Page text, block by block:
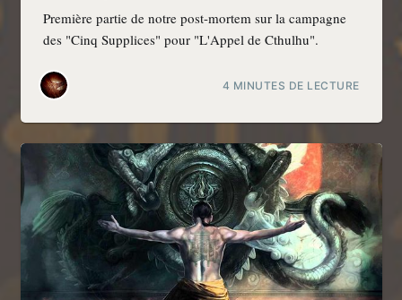
Première partie de notre post-mortem sur la campagne
des "Cinq Supplices" pour "L'Appel de Cthulhu".
4 MINUTES DE LECTURE